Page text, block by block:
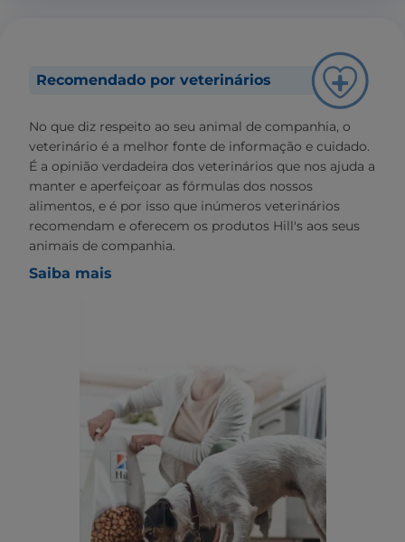
Recomendado por veterinários
No que diz respeito ao seu animal de companhia, o
veterinário é a melhor fonte de informação e cuidado.
É a opinião verdadeira dos veterinários que nos ajuda a
manter e aperfeiçoar as fórmulas dos nossos
alimentos, e é por isso que inúmeros veterinários
recomendam e oferecem os produtos Hill's aos seus
animais de companhia.
Saiba mais